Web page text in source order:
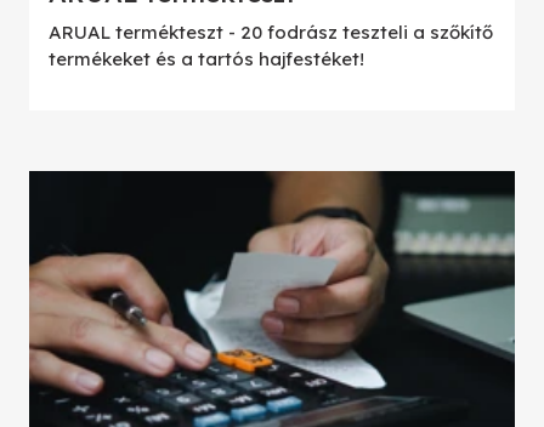
ARUAL termékteszt - 20 fodrász teszteli a szőkítő
termékeket és a tartós hajfestéket!